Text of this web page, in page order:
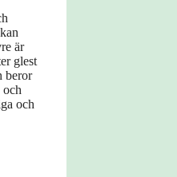
är
glest
beror
och
och